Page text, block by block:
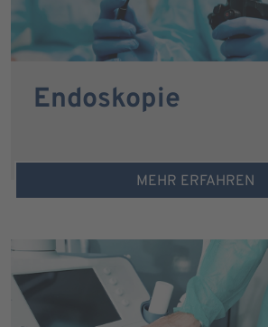
Endoskopie
MEHR ERFAHREN